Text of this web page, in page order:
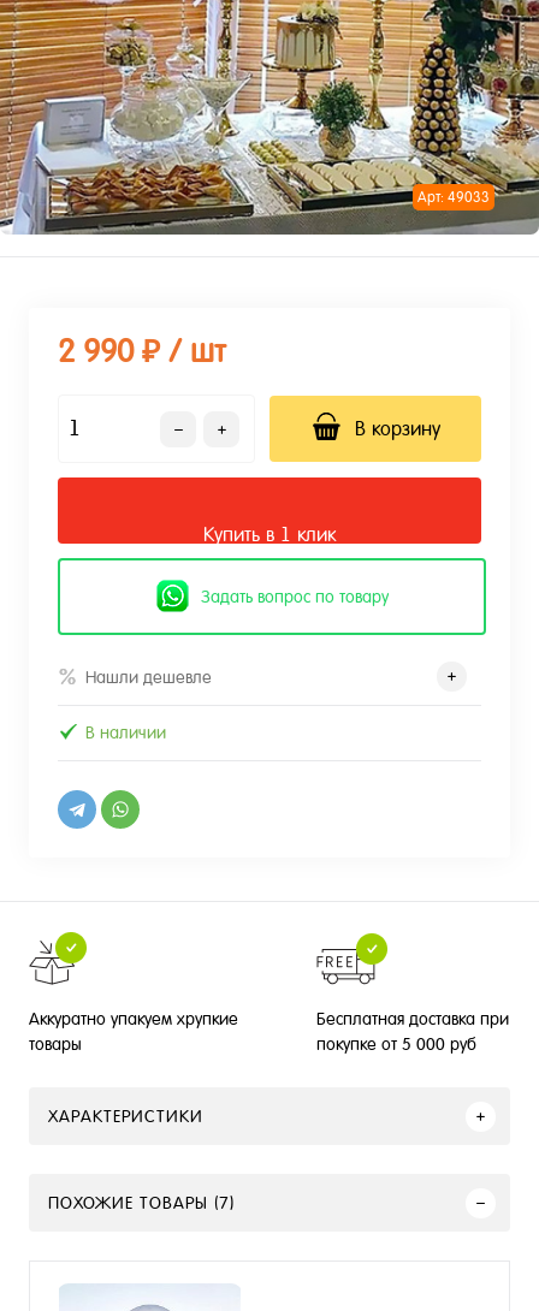
Арт: 49033
2 990 ₽ / шт
В корзину
Купить в 1 клик
Задать вопрос по товару
Нашли дешевле
В наличии
Аккуратно упакуем хрупкие
товары
Бесплатная доставка при
покупке от 5 000 руб
ХАРАКТЕРИСТИКИ
ПОХОЖИЕ ТОВАРЫ (7)